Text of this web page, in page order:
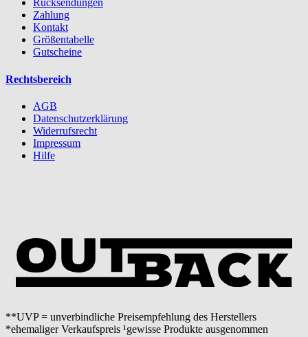
Rücksendungen
Zahlung
Kontakt
Größentabelle
Gutscheine
Rechtsbereich
AGB
Datenschutzerklärung
Widerrufsrecht
Impressum
Hilfe
**UVP = unverbindliche Preisempfehlung des Herstellers
*ehemaliger Verkaufspreis ¹gewisse Produkte ausgenommen